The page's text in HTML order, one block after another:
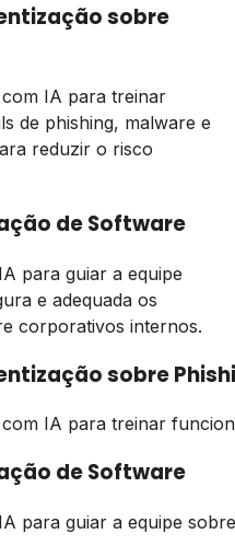
sobre
IA para treinar
de phishing, malware e
reduzir o risco
de Software
para guiar a equipe
e adequada os
corporativos internos.
sobre
IA para treinar
de Software
para guiar a equipe